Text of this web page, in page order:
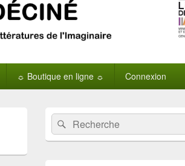
☼ Boutique en ligne ☼ Connexion
Zone
principale
de
widget
Recherche :Rechercher